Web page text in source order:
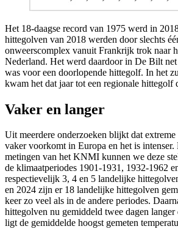
Het 18-daagse record van 1975 werd in
hittegolven van 2018 werden door slechts
onweerscomplex vanuit Frankrijk trok naar
Nederland. Het werd daardoor in De Bilt
was voor een doorlopende hittegolf. In het
kwam het dat jaar tot een regionale hittegolf
Vaker en langer
Uit meerdere onderzoeken blijkt datextreme
vaker voorkomt in Europa en het is intenser.
metingen van het KNMI kunnen we deze
de klimaatperiodes 1901-1931, 1932-1962
respectievelijk 3, 4 en 5 landelijke
en 2024 zijn er 18 landelijke hittegolven
keer zo veel als in de andere periodes.
hittegolven nu gemiddeld twee dagen langer
ligt de gemiddelde hoogst gemeten